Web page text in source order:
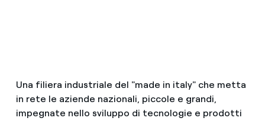
Una filiera industriale del "made in italy" che metta
in rete le aziende nazionali, piccole e grandi,
impegnate nello sviluppo di tecnologie e prodotti